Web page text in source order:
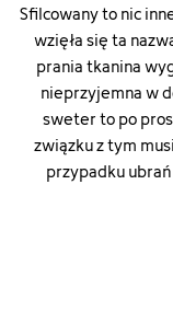
Sfilcowany to nic
wzięła się ta
prania tkanina
nieprzyjemna w
sweter to po
związku z tym
przypadku